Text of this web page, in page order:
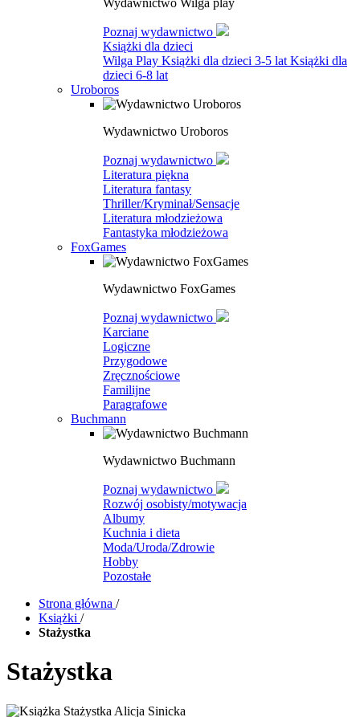
Wydawnictwo Wilga play
Poznaj wydawnictwo
Książki dla dzieci
Wilga Play Książki dla dzieci 3-5 lat Książki dla
dzieci 6-8 lat
Uroboros
Wydawnictwo Uroboros
Poznaj wydawnictwo
Literatura piękna
Literatura fantasy
Thriller/Kryminał/Sensacje
Literatura młodzieżowa
Fantastyka młodzieżowa
FoxGames
Wydawnictwo FoxGames
Poznaj wydawnictwo
Karciane
Logiczne
Przygodowe
Zręcznościowe
Familijne
Paragrafowe
Buchmann
Wydawnictwo Buchmann
Poznaj wydawnictwo
Rozwój osobisty/motywacja
Albumy
Kuchnia i dieta
Moda/Uroda/Zdrowie
Hobby
Pozostałe
Strona główna /
Książki /
Stażystka
Stażystka